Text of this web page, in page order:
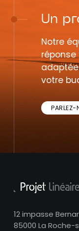
Un
Notre
votre
PARLEZ-
12 impasse
85000 La Roche-